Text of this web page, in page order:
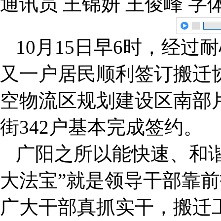
10月15日早6时，经过
又一户居民顺利签订搬
空物流区规划建设区南
街342户基本完成签约。
广阳之所以能快速、和
大法宝”就是领导干部靠
广大干部真抓实干，搬